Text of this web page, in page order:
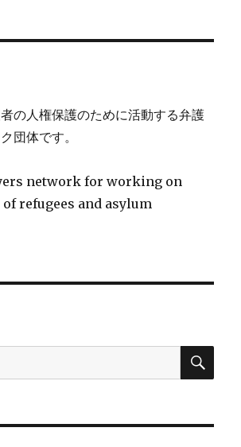
の人権保護のために活動する弁護
団体です。
network for working on
refugees and asylum
検